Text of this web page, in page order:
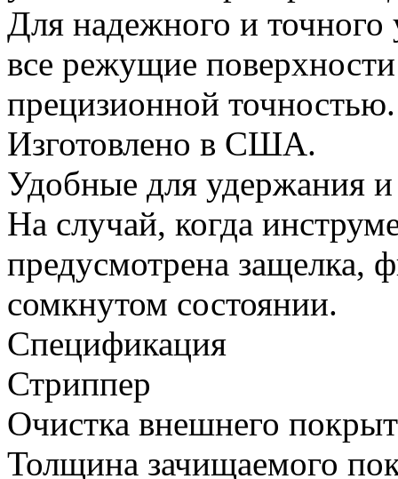
Для надежного и
все режущие
прецизионной
Изготовлено в США.
Удобные для удержания
На случай, когда
предусмотрена защелка,
сомкнутом состоянии.
Спецификация
Стриппер
Очистка внешнего
Толщина зачищаемого